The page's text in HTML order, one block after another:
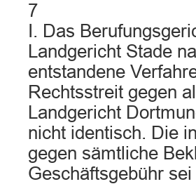
7
I. Das
Landgericht Stade
entstandene
Rechtsstreit gegen
Landgericht
nicht identisch. Die
gegen sämtliche
Geschäftsgebühr